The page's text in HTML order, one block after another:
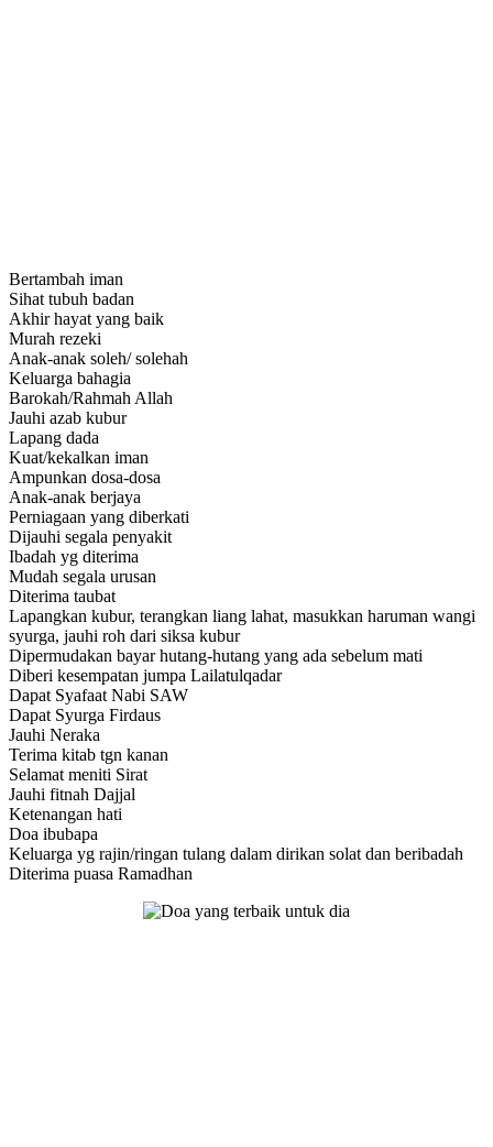
Bertambah iman
Sihat tubuh badan
Akhir hayat yang baik
Murah rezeki
Anak-anak soleh/ solehah
Keluarga bahagia
Barokah/Rahmah Allah
Jauhi azab kubur
Lapang dada
Kuat/kekalkan iman
Ampunkan dosa-dosa
Anak-anak berjaya
Perniagaan yang diberkati
Dijauhi segala penyakit
Ibadah yg diterima
Mudah segala urusan
Diterima taubat
Lapangkan kubur, terangkan liang lahat, masukkan haruman wangi
syurga, jauhi roh dari siksa kubur
Dipermudakan bayar hutang-hutang yang ada sebelum mati
Diberi kesempatan jumpa Lailatulqadar
Dapat Syafaat Nabi SAW
Dapat Syurga Firdaus
Jauhi Neraka
Terima kitab tgn kanan
Selamat meniti Sirat
Jauhi fitnah Dajjal
Ketenangan hati
Doa ibubapa
Keluarga yg rajin/ringan tulang dalam dirikan solat dan beribadah
Diterima puasa Ramadhan